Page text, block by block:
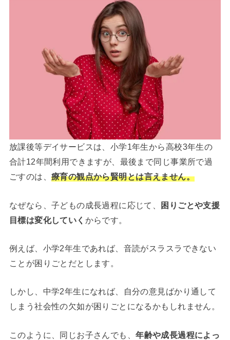
放課後等デイサービスは、小学1年生から高校3年生の
合計12年間利用できますが、最後まで同じ事業所で過
ごすのは、 療育の観点から賢明とは言えません。
なぜなら、子どもの成長過程に応じて、
困りごとや支援
目標は変化していく からです。
例えば、小学2年生であれば、音読がスラスラできない
ことが困りごとだとします。
しかし、中学2年生になれば、自分の意見ばかり通して
しまう社会性の欠如が困りごとになるかもしれません。
このように、同じお子さんでも、年齢や成長過程によっ